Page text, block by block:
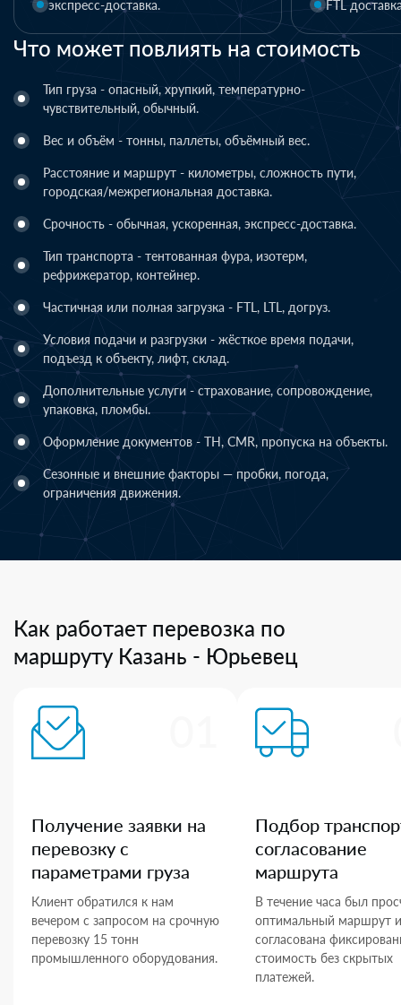
Что может повлиять на стоимость
Тип груза - опасный, хрупкий, температурно-
чувствительный, обычный.
Вес и объём - тонны, паллеты, объёмный вес.
Расстояние и маршрут - километры, сложность пути,
городская/межрегиональная доставка.
Срочность - обычная, ускоренная, экспресс-доставка.
Тип транспорта - тентованная фура, изотерм,
рефрижератор, контейнер.
Частичная или полная загрузка - FTL, LTL, догруз.
Условия подачи и разгрузки - жёсткое время подачи,
подъезд к объекту, лифт, склад.
Дополнительные услуги - страхование, сопровождение,
упаковка, пломбы.
Оформление документов - ТН, CMR, пропуска на объекты.
Сезонные и внешние факторы — пробки, погода,
ограничения движения.
FTL доставка
Как работает перевозка по
маршруту Казань - Юрьевец
Получение заявки на
перевозку с
параметрами груза
Клиент обратился к нам
вечером с запросом на срочную
перевозку 15 тонн
промышленного оборудования.
Подбор
согласование
маршрута
В течение часа был
оптимальный маршрут и
согласована
стоимость без скрытых
платежей.